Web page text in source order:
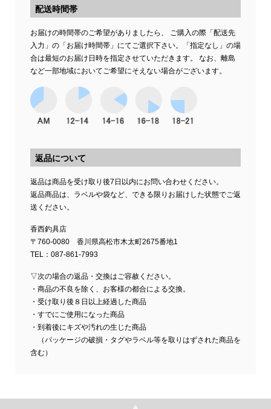
配送時間帯
お届けの時間帯のご希望がありましたら、 ご購入の際「配送先
入力」の「お届け時間帯」にてご選択下さい。「指定なし」の場
合は最短のお届け日時を指定させていただきます。 なお、離島
など一部地域においてご希望にそえない場合がございます。
返品について
返品は商品を受け取り後7日以内にお問い合わせください。
返品商品は、ラベルや袋など、できる限りお届けした状態でご返
送ください。
香西釣具店
〒760-0080 香川県高松市木太町2675番地1
TEL：087-861-7993
▽次の場合の返品・交換はご容赦ください。
・商品の不良を除く、お客様の都合による交換。
・受け取り後８日以上経過した商品
・すでにご使用になった商品
・到着後にキズや汚れの生じた商品
（パッケージの破損・タグやラベル等を取りはずされた商品を
含む）